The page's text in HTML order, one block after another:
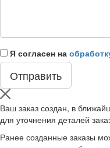
Я согласен на
Ваш заказ создан, в
для уточнения деталей
Ранее созданные заказы